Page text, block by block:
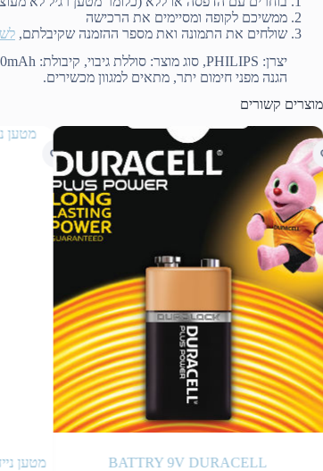
ממשיכם לקופה ומסיימים את הרכישה
שולחים את התמונה ואת מספר ההזמנה שקיבלתם,
הגנה מפני חימום יתר, מתאים למגוון מכשירים.
מוצרים קשורים
BATTRY 9V DURACELL
מטען